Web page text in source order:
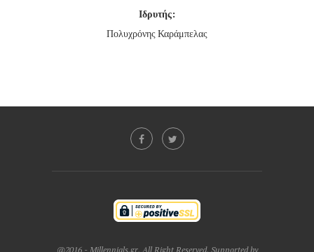
Ιδρυτής:
Πολυχρόνης Καράμπελας
@2016 - Millennials.gr. All Right Reserved. Supported by